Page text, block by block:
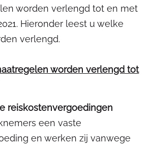
worden verlengd tot en met
Hieronder leest u welke
verlengd.
worden verlengd tot
reiskostenvergoedingen
een vaste
en werken zij vanwege